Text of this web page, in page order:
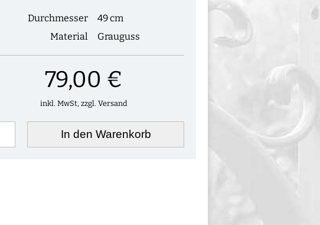
Durchmesser
49 cm
Material
Grauguss
79,00 €
inkl. MwSt, zzgl. Versand
In den Warenkorb